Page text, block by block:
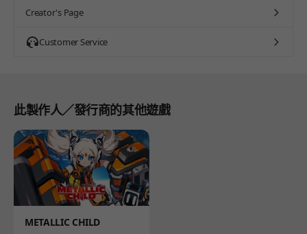
Creator's Page
Customer Service
此製作人／發行商的其他遊戲
Product
METALLIC CHILD